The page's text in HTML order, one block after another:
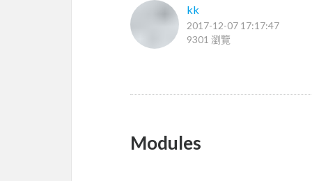
kk
2017-12-07 17:17:47
9301 瀏覽
Modules